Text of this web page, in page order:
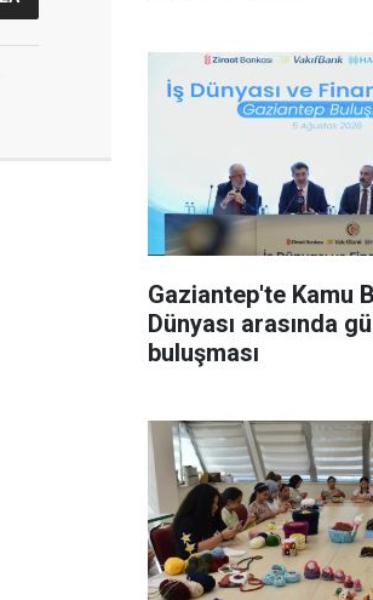
Gaziantep'te Kamu
Dünyası arasında
buluşması